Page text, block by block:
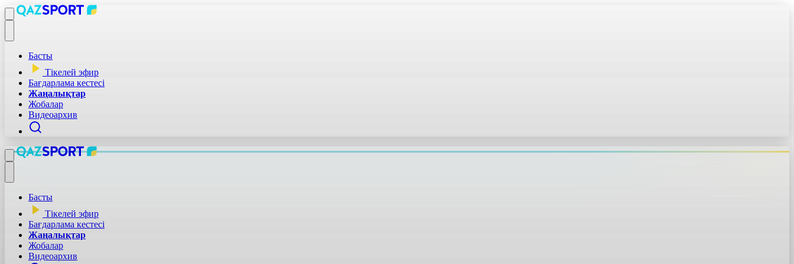
Басты
Тікелей эфир
Бағдарлама кестесі
Жаңалықтар
Жобалар
Видеоархив
Басты
Тікелей эфир
Бағдарлама кестесі
Жаңалықтар
Жобалар
Видеоархив